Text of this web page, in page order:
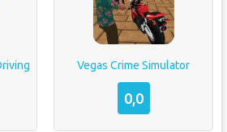
Vegas Crime Simulator
0,0